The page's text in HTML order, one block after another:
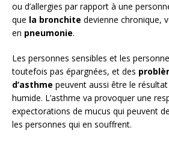
ou d’allergies par rapport à une
que la bronchite devienne chronique,
en pneumonie.
Les personnes sensibles et les
toutefois pas épargnées, et des
d’asthme peuvent aussi être le
humide. L’asthme va provoquer une
expectorations de mucus qui peuvent
les personnes qui en souffrent.